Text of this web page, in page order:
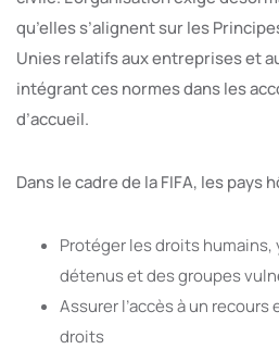
qu’elles s’alignent sur les
Unies relatifs aux entreprises et
intégrant ces normes dans les
d’accueil.
Dans le cadre de la FIFA, les pays
Protéger les droits humains,
détenus et des groupes
Assurer l’accès à un
droits